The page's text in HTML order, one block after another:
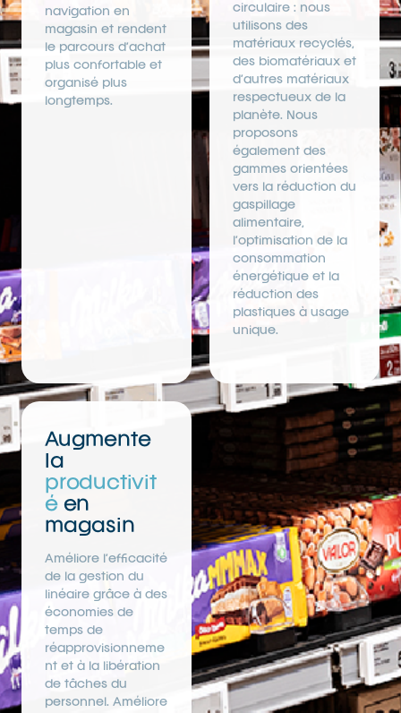
navigation en
magasin et rendent
le parcours d’achat
plus confortable et
organisé plus
longtemps.
circulaire : nous
utilisons des
matériaux recyclés,
des biomatériaux et
d’autres matériaux
respectueux de la
planète. Nous
proposons
également des
gammes orientées
vers la réduction du
gaspillage
alimentaire,
l’optimisation de la
consommation
énergétique et la
réduction des
plastiques à usage
unique.
Augmente
la
productivit
éen
magasin
Améliore l’efficacité
de la gestion du
linéaire grâce à des
économies de
temps de
réapprovisionneme
nt et à la libération
de tâches du
personnel. Améliore